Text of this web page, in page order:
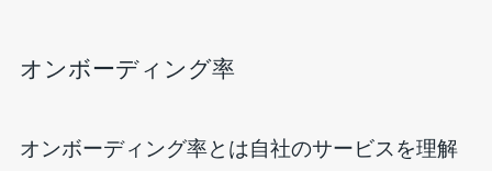
オンボーディング率
オンボーディング率とは自社のサービスを理解